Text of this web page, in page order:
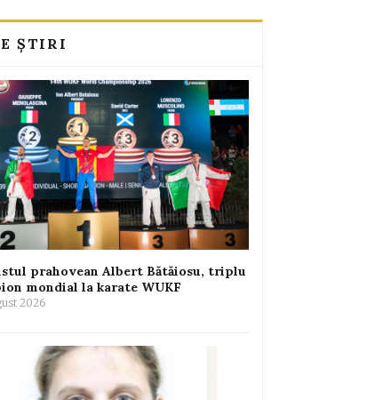
ȘTIRI
prahovean Albert Bătăiosu, triplu
mondial la karate WUKF
2026